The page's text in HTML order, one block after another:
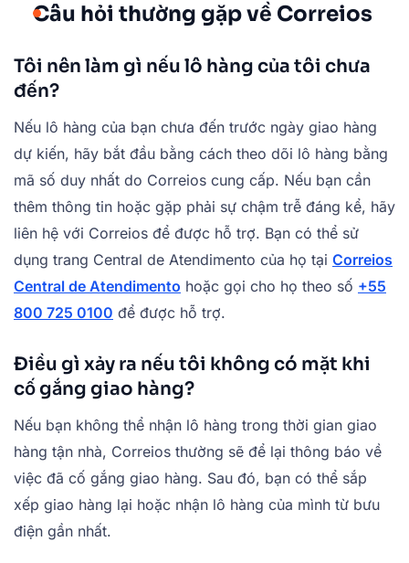
Câu hỏi thường gặp về Correios
Tôi nên làm gì nếu lô hàng của tôi chưa
đến?
Nếu lô hàng của bạn chưa đến trước ngày giao hàng
dự kiến, hãy bắt đầu bằng cách theo dõi lô hàng bằng
mã số duy nhất do Correios cung cấp. Nếu bạn cần
thêm thông tin hoặc gặp phải sự chậm trễ đáng kể, hãy
liên hệ với Correios để được hỗ trợ. Bạn có thể sử
dụng trang Central de Atendimento của họ tại Correios
Central de Atendimento hoặc gọi cho họ theo số +55
800 725 0100 để được hỗ trợ.
Điều gì xảy ra nếu tôi không có mặt khi
cố gắng giao hàng?
Nếu bạn không thể nhận lô hàng trong thời gian giao
hàng tận nhà, Correios thường sẽ để lại thông báo về
việc đã cố gắng giao hàng. Sau đó, bạn có thể sắp
xếp giao hàng lại hoặc nhận lô hàng của mình từ bưu
điện gần nhất.